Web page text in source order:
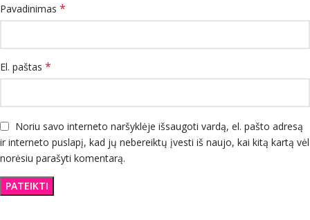
Pavadinimas *
El. paštas *
Noriu savo interneto naršyklėje išsaugoti vardą, el. pašto adresą
ir interneto puslapį, kad jų nebereiktų įvesti iš naujo, kai kitą kartą vėl
norėsiu parašyti komentarą.